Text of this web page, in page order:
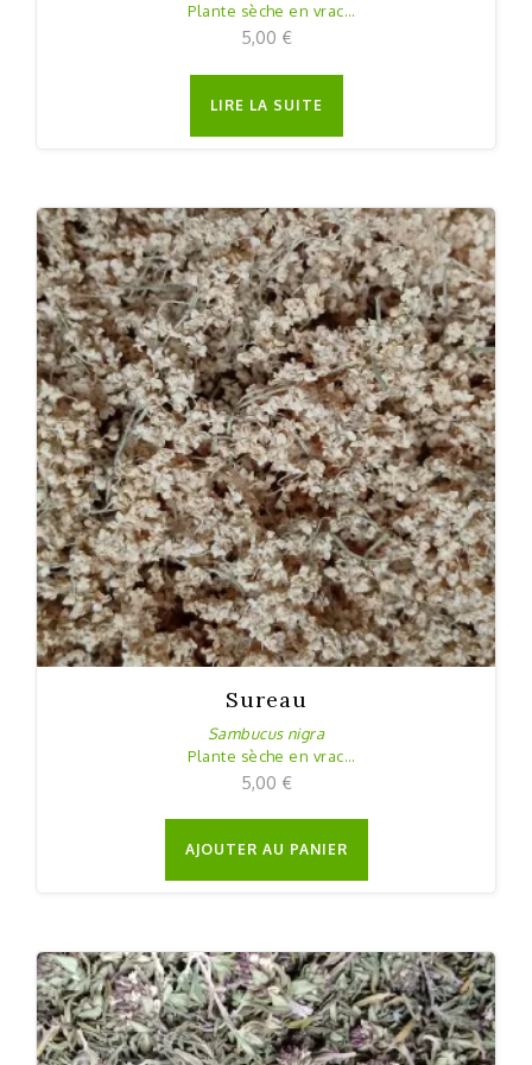
Plante sèche en vrac
25g
5,00 €
LIRE LA SUITE
Sureau
Sambucus nigra
Plante sèche en vrac
30g
5,00 €
AJOUTER AU PANIER